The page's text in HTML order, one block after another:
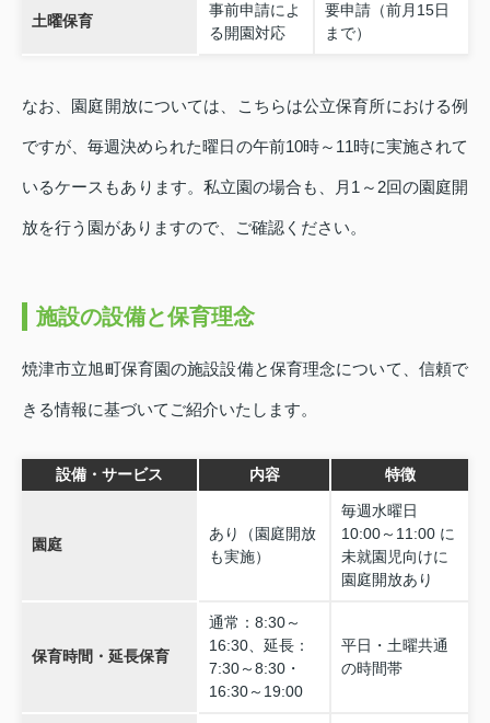
土曜保育
事前申請によ
る開園対応
要申請（前月15日
まで）
なお、園庭開放については、こちらは公立保育所における例
ですが、毎週決められた曜日の午前10時～11時に実施されて
いるケースもあります。私立園の場合も、月1～2回の園庭開
放を行う園がありますので、ご確認ください。
施設の設備と保育理念
焼津市立旭町保育園の施設設備と保育理念について、信頼で
きる情報に基づいてご紹介いたします。
設備・サービス 内容 特徴
園庭
あり（園庭開放
も実施）
毎週水曜日
10:00～11:00 に
未就園児向けに
園庭開放あり
保育時間・延長保育
通常：8:30～
16:30、延長：
7:30～8:30・
16:30～19:00
平日・土曜共通
の時間帯